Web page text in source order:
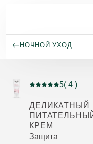
НОЧНОЙ УХОД
Current rating: 5
5( 4 )
ДЕЛИКАТНЫЙ
КРЕМ
Защита